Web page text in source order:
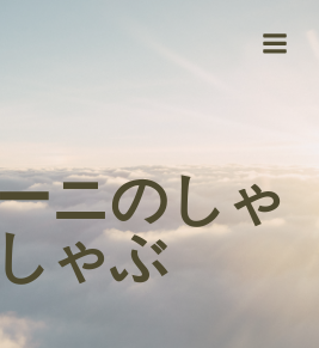
ス
キ
ッ
プ
ニのしゃ
ゃぶ